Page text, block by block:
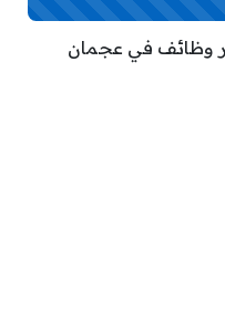
وظائف في عجمان